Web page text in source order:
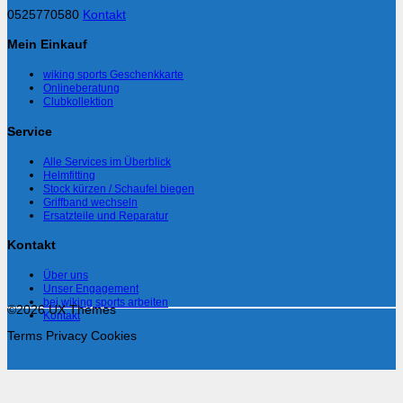
0525770580 Kontakt
Mein Einkauf
wiking sports Geschenkkarte
Onlineberatung
Clubkollektion
Service
Alle Services im Überblick
Helmfitting
Stock kürzen / Schaufel biegen
Griffband wechseln
Ersatzteile und Reparatur
Kontakt
Über uns
Unser Engagement
bei wiking sports arbeiten
Kontakt
©2026 UX Themes
Terms Privacy Cookies